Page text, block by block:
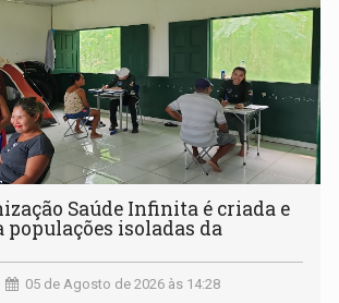
Saúde Infinita é criada e
isoladas da
05 de Agosto de 2026 às 14:28